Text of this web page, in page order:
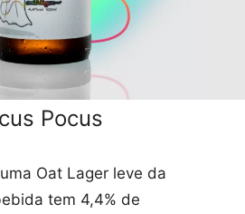
Pocus
Oat Lager leve da
tem 4,4% de